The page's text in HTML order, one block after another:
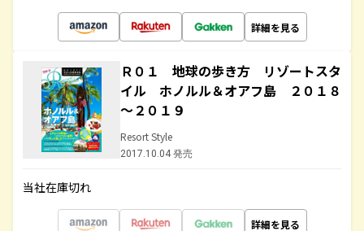
詳細を見る
Ｒ０１ 地球の歩き方 リゾートスタ
イル ホノルル＆オアフ島 ２０１８
～２０１９
Resort Style
2017.10.04 発売
当社在庫切れ
詳細を見る